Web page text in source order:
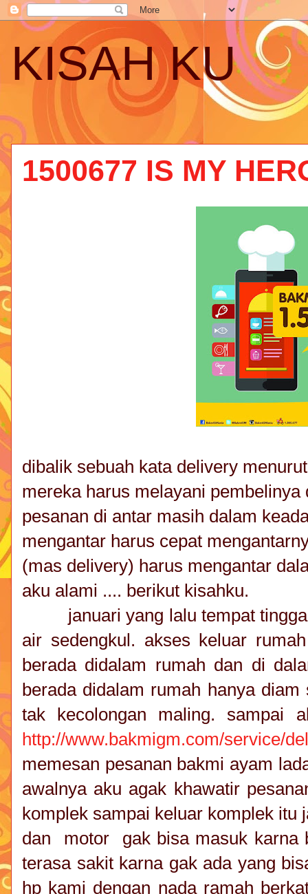
KISAH KU
1500677 IS MY
dibalik sebuah kata delivery
mereka harus melayani pembelinya
pesanan di antar masih dalam
mengantar harus cepat
(mas delivery) harus mengantar
aku alami .... berikut kisahku.
januari yang lalu tempat
air sedengkul. akses keluar
berada didalam rumah dan di
berada didalam rumah hanya
tak kecolongan maling. sampai
http://www.bakmigm.com/service/
memesan pesanan bakmi ayam
awalnya aku agak khawatir
komplek sampai keluar komplek itu
dan motor gak bisa masuk karna
terasa sakit karna gak ada yang
hp kami dengan nada ramah